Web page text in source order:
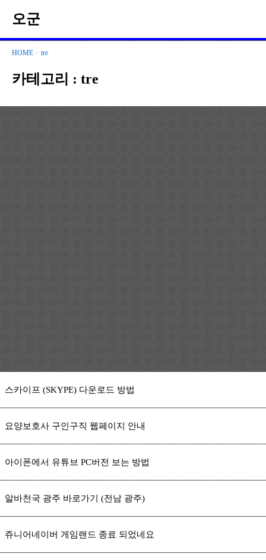
오군
HOME > tre
카테고리 : tre
스카이프 (SKYPE) 다운로드 방법
요양보호사 구인구직 웹페이지 안내
아이폰에서 유튜브 PC버전 보는 방법
알바천국 광주 바로가기 (전남 광주)
쥬니어네이버 게임랜드 종료 되었네요